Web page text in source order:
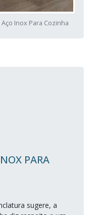
Inox Para Cozinha
PARA
sugere, a